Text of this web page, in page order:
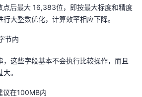
点后最大 16,383位，即按最大标度和精度
大整数优化，计算效率相应下降。
节内
，这些字段基本不会执行比较操作，而且
。
议在100MB内